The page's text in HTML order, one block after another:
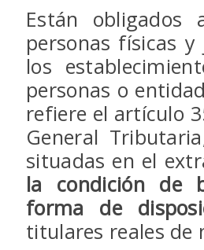
Están
personas físicas
los
personas o
refiere el artículo
General
situadas en el
la condición de
forma de
titulares reales de